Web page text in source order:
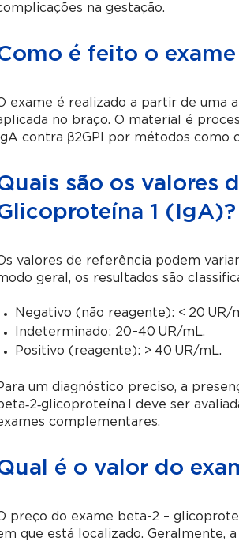
na gestação.
é feito o
exame é realizado a partir de uma
no braço. O material é
IgA contra β2GPI por métodos como
são os valores
1 (IgA)?
valores de referência podem
geral, os resultados são
Negativo (não reagente): < 20 UR/
Indeterminado: 20–40 UR/mL.
Positivo (reagente): > 40 UR/mL.
um diagnóstico preciso, a
I deve ser
complementares.
é o valor do
preço do exame beta-2 –
que está localizado. Geralmente,